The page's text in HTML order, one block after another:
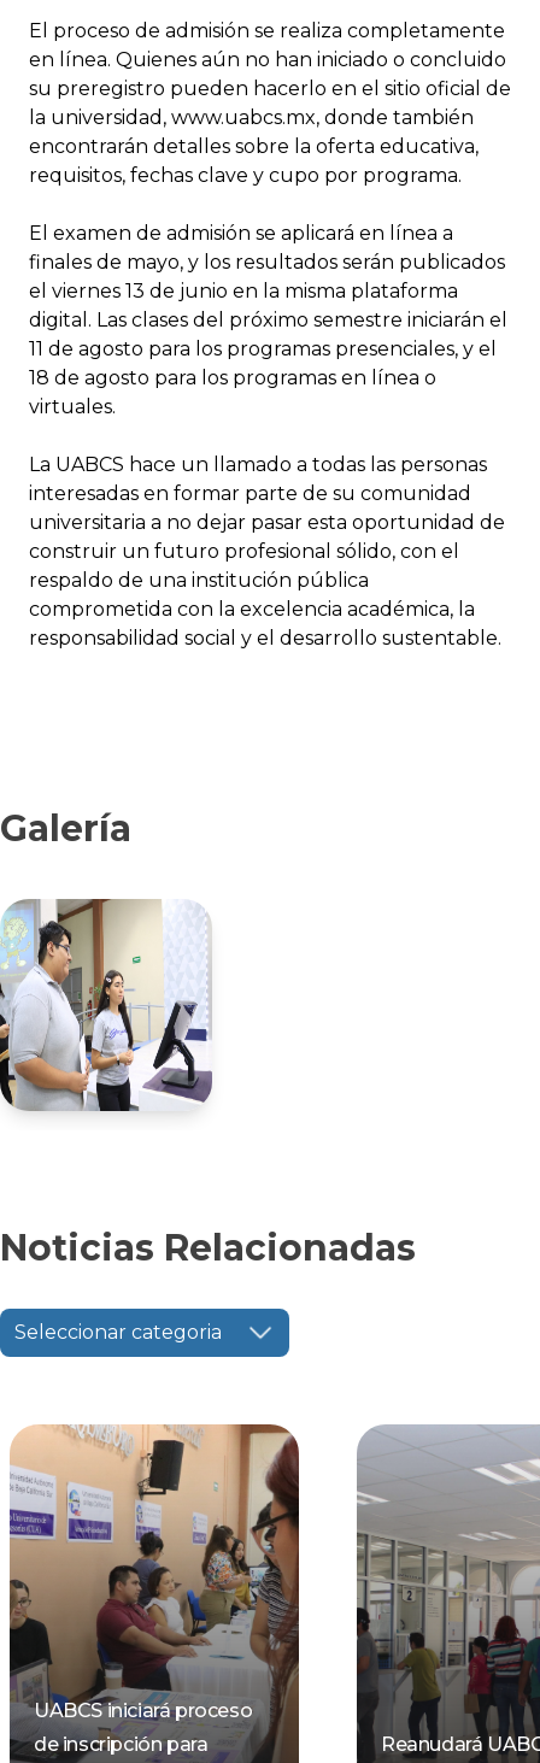
El proceso de admisión se realiza completamente
en línea. Quienes aún no han iniciado o concluido
su preregistro pueden hacerlo en el sitio oficial de
la universidad, www.uabcs.mx, donde también
encontrarán detalles sobre la oferta educativa,
requisitos, fechas clave y cupo por programa.
El examen de admisión se aplicará en línea a
finales de mayo, y los resultados serán publicados
el viernes 13 de junio en la misma plataforma
digital. Las clases del próximo semestre iniciarán el
11 de agosto para los programas presenciales, y el
18 de agosto para los programas en línea o
virtuales.
La UABCS hace un llamado a todas las personas
interesadas en formar parte de su comunidad
universitaria a no dejar pasar esta oportunidad de
construir un futuro profesional sólido, con el
respaldo de una institución pública
comprometida con la excelencia académica, la
responsabilidad social y el desarrollo sustentable.
Galería
Noticias Relacionadas
Seleccionar categoria
UABCS iniciará proceso
de inscripción para
Reanudará